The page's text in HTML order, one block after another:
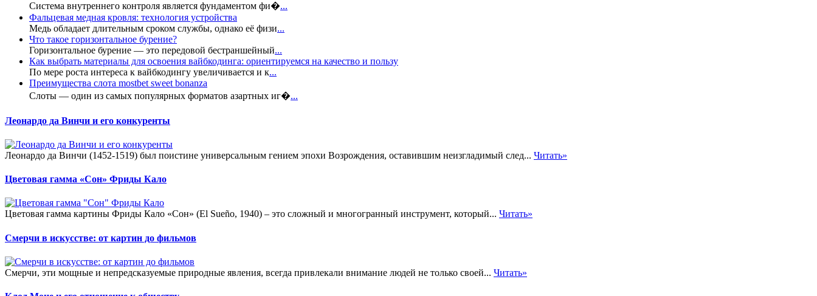
Система внутреннего контроля является фундаментом фи�...
Фальцевая медная кровля: технология устройства
Медь обладает длительным сроком службы, однако её физи...
Что такое горизонтальное бурение?
Горизонтальное бурение — это передовой бестраншейный...
Как выбрать материалы для освоения вайбкодинга: ориентируемся на качество и пользу
По мере роста интереса к вайбкодингу увеличивается и к...
Преимущества слота mostbet sweet bonanza
Слоты — один из самых популярных форматов азартных иг�...
Леонардо да Винчи и его конкуренты
Леонардо да Винчи (1452-1519) был поистине универсальным гением эпохи Возрождения, оставившим неизгладимый след... Читать»
Цветовая гамма «Сон» Фриды Кало
Цветовая гамма картины Фриды Кало «Сон» (El Sueño, 1940) – это сложный и многогранный инструмент, который... Читать»
Смерчи в искусстве: от картин до фильмов
Смерчи, эти мощные и непредсказуемые природные явления, всегда привлекали внимание людей не только своей... Читать»